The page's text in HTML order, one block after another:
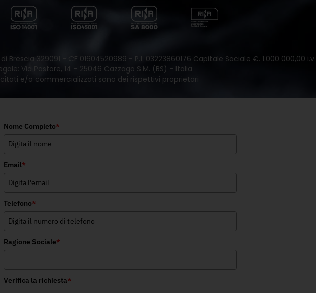
Brescia 329091 - CF 01604520989 - P.I. 03223860176 Capitale Sociale €. 1.000.000,00 i.v.
Via Pastore, 14 - 25046 Cazzago S.M. (BS) - Italia
e/o commercializzati sono dei rispettivi proprietari
Nome Completo*
Email*
Telefono*
Ragione Sociale*
Verifica la richiesta*